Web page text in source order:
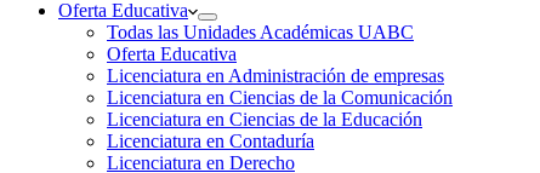
Oferta Educativa
Todas las Unidades Académicas UABC
Oferta Educativa
Licenciatura en Administración de empresas
Licenciatura en Ciencias de la Comunicación
Licenciatura en Ciencias de la Educación
Licenciatura en Contaduría
Licenciatura en Derecho